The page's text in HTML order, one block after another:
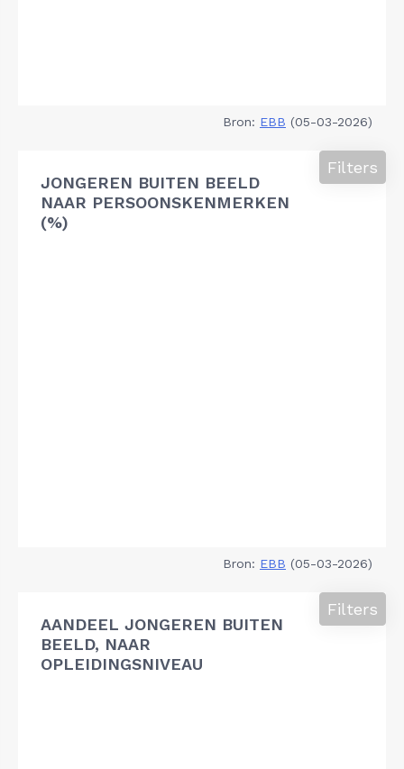
Bron: EBB (05-03-2026)
JONGEREN BUITEN BEELD
NAAR PERSOONSKENMERKEN
(%)
Filters
Bron: EBB (05-03-2026)
AANDEEL JONGEREN BUITEN
BEELD, NAAR
OPLEIDINGSNIVEAU
Filters